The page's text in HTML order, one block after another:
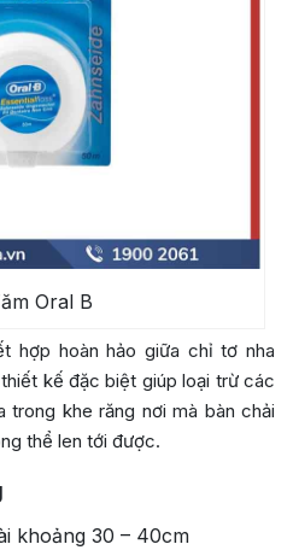
Oral B
hợp hoàn hảo giữa chỉ tơ nha
kế đặc biệt giúp loại trừ các
trong khe răng nơi mà bàn chải
thể len tới được.
khoảng 30 – 40cm